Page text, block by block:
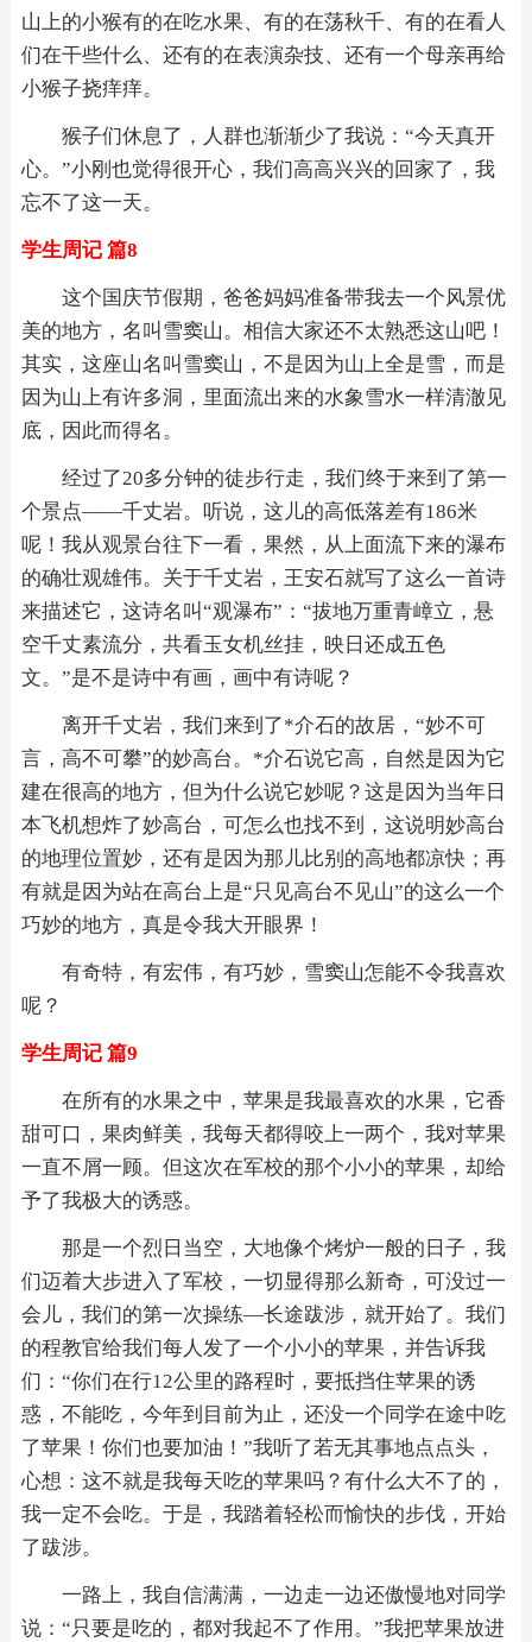
山上的小猴有的在吃水果、有的在荡秋千、有的在看人
们在干些什么、还有的在表演杂技、还有一个母亲再给
小猴子挠痒痒。
猴子们休息了，人群也渐渐少了我说：“今天真开
心。”小刚也觉得很开心，我们高高兴兴的回家了，我
忘不了这一天。
学生周记 篇8
这个国庆节假期，爸爸妈妈准备带我去一个风景优
美的地方，名叫雪窦山。相信大家还不太熟悉这山吧！
其实，这座山名叫雪窦山，不是因为山上全是雪，而是
因为山上有许多洞，里面流出来的水象雪水一样清澈见
底，因此而得名。
经过了20多分钟的徒步行走，我们终于来到了第一
个景点——千丈岩。听说，这儿的高低落差有186米
呢！我从观景台往下一看，果然，从上面流下来的瀑布
的确壮观雄伟。关于千丈岩，王安石就写了这么一首诗
来描述它，这诗名叫“观瀑布”：“拔地万重青嶂立，悬
空千丈素流分，共看玉女机丝挂，映日还成五色
文。”是不是诗中有画，画中有诗呢？
离开千丈岩，我们来到了*介石的故居，“妙不可
言，高不可攀”的妙高台。*介石说它高，自然是因为它
建在很高的地方，但为什么说它妙呢？这是因为当年日
本飞机想炸了妙高台，可怎么也找不到，这说明妙高台
的地理位置妙，还有是因为那儿比别的高地都凉快；再
有就是因为站在高台上是“只见高台不见山”的这么一个
巧妙的地方，真是令我大开眼界！
有奇特，有宏伟，有巧妙，雪窦山怎能不令我喜欢
呢？
学生周记 篇9
在所有的水果之中，苹果是我最喜欢的水果，它香
甜可口，果肉鲜美，我每天都得咬上一两个，我对苹果
一直不屑一顾。但这次在军校的那个小小的苹果，却给
予了我极大的诱惑。
那是一个烈日当空，大地像个烤炉一般的日子，我
们迈着大步进入了军校，一切显得那么新奇，可没过一
会儿，我们的第一次操练—长途跋涉，就开始了。我们
的程教官给我们每人发了一个小小的苹果，并告诉我
们：“你们在行12公里的路程时，要抵挡住苹果的诱
惑，不能吃，今年到目前为止，还没一个同学在途中吃
了苹果！你们也要加油！”我听了若无其事地点点头，
心想：这不就是我每天吃的苹果吗？有什么大不了的，
我一定不会吃。于是，我踏着轻松而愉快的步伐，开始
了跋涉。
一路上，我自信满满，一边走一边还傲慢地对同学
说：“只要是吃的，都对我起不了作用。”我把苹果放进